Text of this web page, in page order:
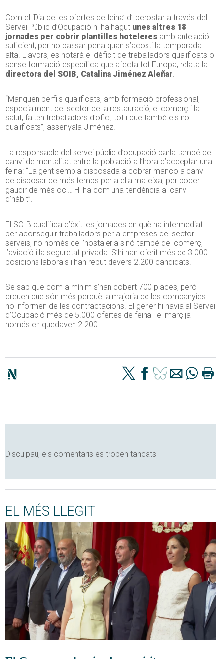
Com el ‘Dia de les ofertes de feina’ d’Iberostar a través del
Servei Públic d’Ocupació hi ha hagut unes altres 18
jornades per cobrir plantilles hoteleres amb antelació
suficient, per no passar pena quan s’acosti la temporada
alta. Llavors, es notarà el dèficit de treballadors qualificats o
sense formació específica que afecta tot Europa, relata la
directora del SOIB, Catalina Jiménez Aleñar.
“Manquen perfils qualificats, amb formació professional,
especialment del sector de la restauració, el comerç i la
salut; falten treballadors d’ofici, tot i que també els no
qualificats”, assenyala Jiménez.
La responsable del servei públic d’ocupació parla també del
canvi de mentalitat entre la població a l’hora d’acceptar una
feina: “La gent sembla disposada a cobrar manco a canvi
de disposar de més temps per a ella mateixa, per poder
gaudir de més oci… Hi ha com una tendència al canvi
d’hàbit”.
El SOIB qualifica d’èxit les jornades en què ha intermediat
per aconseguir treballadors per a empreses del sector
serveis, no només de l’hostaleria sinó també del comerç,
l’aviació i la seguretat privada. S’hi han oferit més de 3.000
posicions laborals i han rebut devers 2.200 candidats.
Se sap que com a mínim s’han cobert 700 places, però
creuen que són més perquè la majoria de les companyies
no informen de les contractacions. El gener hi havia al Servei
d’Ocupació més de 5.000 ofertes de feina i el març ja
només en quedaven 2.200.
Disculpau, els comentaris es troben tancats
EL MÉS LLEGIT